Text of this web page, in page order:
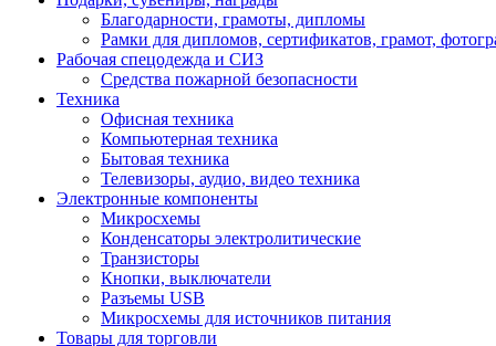
Благодарности, грамоты, дипломы
Рамки для дипломов, сертификатов, грамот,
Рабочая спецодежда и СИЗ
Средства пожарной безопасности
Техника
Офисная техника
Компьютерная техника
Бытовая техника
Телевизоры, аудио, видео техника
Электронные компоненты
Микросхемы
Конденсаторы электролитические
Транзисторы
Кнопки, выключатели
Разъемы USB
Микросхемы для источников питания
Товары для торговли